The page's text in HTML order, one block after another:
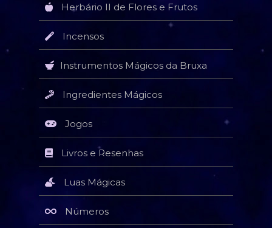
Herbário II de Flores e Frutos
Incensos
Instrumentos Mágicos da Bruxa
Ingredientes Mágicos
Jogos
Livros e Resenhas
Luas Mágicas
Números